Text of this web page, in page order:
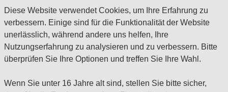
Diese Website verwendet Cookies, um Ihre Erfahrung zu
verbessern. Einige sind für die Funktionalität der Website
unerlässlich, während andere uns helfen, Ihre
Nutzungserfahrung zu analysieren und zu verbessern. Bitte
überprüfen Sie Ihre Optionen und treffen Sie Ihre Wahl.
Wenn Sie unter 16 Jahre alt sind, stellen Sie bitte sicher,